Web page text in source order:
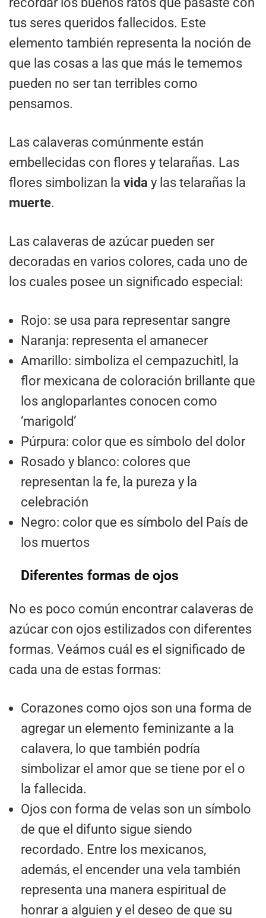
tus seres queridos fallecidos. Este
elemento también representa la noción de
que las cosas a las que más le tememos
pueden no ser tan terribles como
pensamos.
Las calaveras comúnmente están
embellecidas con flores y telarañas. Las
flores simbolizan la vida y las telarañas la
muerte.
Las calaveras de azúcar pueden ser
decoradas en varios colores, cada uno de
los cuales posee un significado especial:
Rojo: se usa para representar sangre
Naranja: representa el amanecer
Amarillo: simboliza el cempazuchitl, la
flor mexicana de coloración brillante que
los angloparlantes conocen como
‘marigold’
Púrpura: color que es símbolo del dolor
Rosado y blanco: colores que
representan la fe, la pureza y la
celebración
Negro: color que es símbolo del País de
los muertos
Diferentes formas de ojos
No es poco común encontrar calaveras de
azúcar con ojos estilizados con diferentes
formas. Veámos cuál es el significado de
cada una de estas formas:
Corazones como ojos son una forma de
agregar un elemento feminizante a la
calavera, lo que también podría
simbolizar el amor que se tiene por el o
la fallecida.
Ojos con forma de velas son un símbolo
de que el difunto sigue siendo
recordado. Entre los mexicanos,
además, el encender una vela también
representa una manera espiritual de
honrar a alguien y el deseo de que su